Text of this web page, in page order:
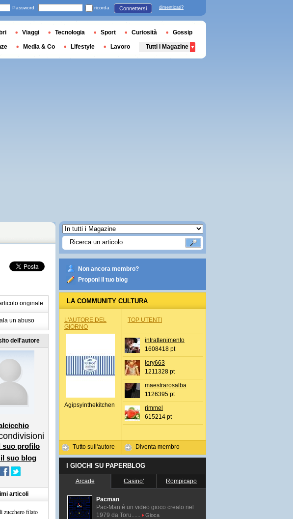
originale
un abuso
dell'autore
suo profilo
suo blog
articoli
zucchero filato
Non ancora membro?
Proponi il tuo blog
LA COMMUNITY CULTURA
L'AUTORE DEL
GIORNO
Agipsyinthekitchen
Tutto sull'autore
TOP UTENTI
intrattenimento
1608418 pt
lory663
1211328 pt
maestrarosalba
1126395 pt
rimmel
615214 pt
Diventa membro
I GIOCHI SU PAPERBLOG
Arcade Casino' Rompicapo
Pacman
Pac-Man é un video gioco creato nel
1979 da Toru......
Gioca
Password ricorda Connettersi dimenticati?
Viaggi Tecnologia Sport Curiosità Gossip
Media & Co Lifestyle Lavoro Tutti i Magazine